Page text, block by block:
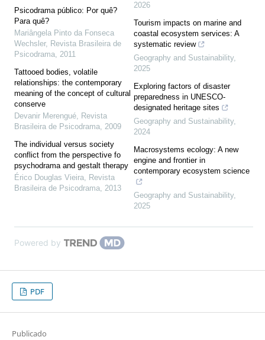
Psicodrama público: Por quê?
Para quê?
Mariângela Pinto da Fonseca
Wechsler, Revista Brasileira de
Psicodrama, 2011
Tattooed bodies, volatile
relationships: the contemporary
meaning of the concept of cultural
conserve
Devanir Merengué, Revista
Brasileira de Psicodrama, 2009
The individual versus society
conflict from the perspective fo
psychodrama and gestalt therapy
Érico Douglas Vieira, Revista
Brasileira de Psicodrama, 2013
2026
Tourism impacts on marine and
coastal ecosystem services: A
systematic review
Geography and Sustainability,
2025
Exploring factors of disaster
preparedness in UNESCO-
designated heritage sites
Geography and Sustainability,
2024
Macrosystems ecology: A new
engine and frontier in
contemporary ecosystem science
Geography and Sustainability,
2025
Powered by
PDF
Publicado